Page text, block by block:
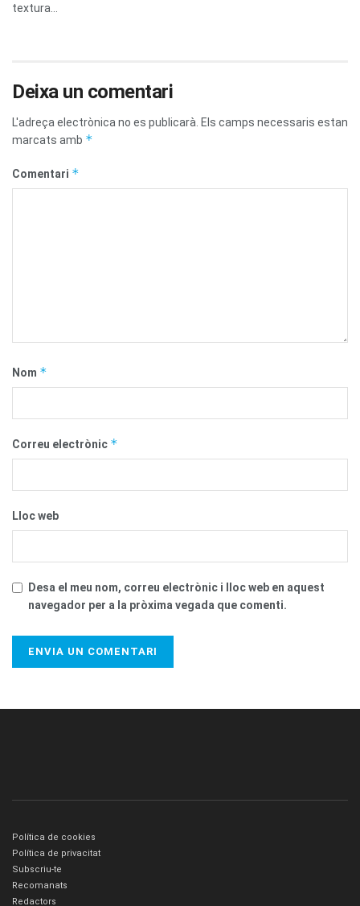
textura...
Deixa un comentari
L'adreça electrònica no es publicarà. Els camps necessaris estan
marcats amb *
Comentari *
Nom *
Correu electrònic *
Lloc web
Desa el meu nom, correu electrònic i lloc web en aquest
navegador per a la pròxima vegada que comenti.
Política de cookies
Política de privacitat
Subscriu-te
Recomanats
Redactors